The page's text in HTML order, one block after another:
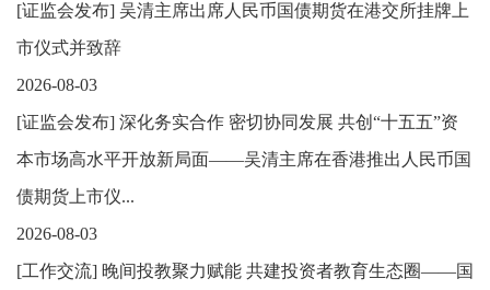
[证监会发布] 吴清主席出席人民币国债期货在港交所挂牌上
市仪式并致辞
2026-08-03
[证监会发布] 深化务实合作 密切协同发展 共创“十五五”资
本市场高水平开放新局面——吴清主席在香港推出人民币国
债期货上市仪...
2026-08-03
[工作交流] 晚间投教聚力赋能 共建投资者教育生态圈——国